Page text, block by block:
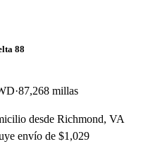
88
87,268 millas
desde Richmond, VA
envío de $1,029